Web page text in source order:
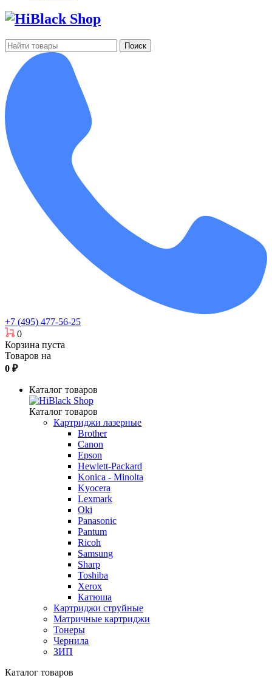
Поиск
+7 (495) 477-56-25
0
Корзина пуста
Товаров на
0 ₽
Каталог товаров
Каталог товаров
Картриджи лазерные
Brother
Canon
Epson
Hewlett-Packard
Konica - Minolta
Kyocera
Lexmark
Oki
Panasonic
Pantum
Ricoh
Samsung
Sharp
Toshiba
Xerox
Катюша
Картриджи струйные
Матричные картриджи
Тонеры
Чернила
ЗИП
Каталог товаров